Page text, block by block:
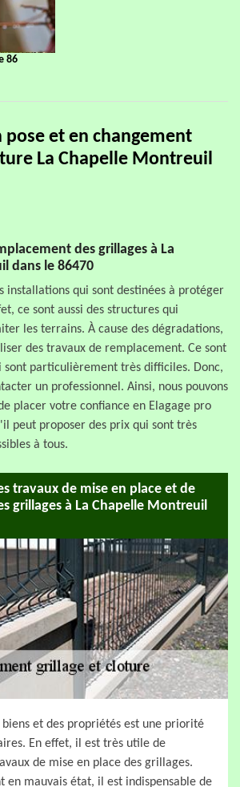
86
pose et en changement
La Chapelle Montreuil
des grillages à La
dans le 86470
installations qui sont destinées à protéger
ce sont aussi des structures qui
les terrains. À cause des dégradations,
des travaux de remplacement. Ce sont
sont particulièrement très difficiles. Donc,
un professionnel. Ainsi, nous pouvons
placer votre confiance en Elagage pro
peut proposer des prix qui sont très
à tous.
travaux de mise en place et de
grillages à La Chapelle Montreuil
biens et des propriétés est une priorité
En effet, il est très utile de
de mise en place des grillages.
en mauvais état, il est indispensable de